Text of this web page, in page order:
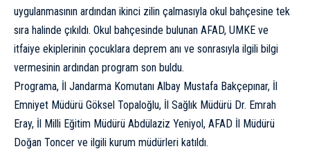
uygulanmasının ardından ikinci zilin çalmasıyla okul bahçesine tek
sıra halinde çıkıldı. Okul bahçesinde bulunan AFAD, UMKE ve
itfaiye ekiplerinin çocuklara deprem anı ve sonrasıyla ilgili bilgi
vermesinin ardından program son buldu.
Programa, İl Jandarma Komutanı Albay Mustafa Bakçepınar, İl
Emniyet Müdürü Göksel Topaloğlu, İl Sağlık Müdürü Dr. Emrah
Eray, İl Milli Eğitim Müdürü Abdülaziz Yeniyol, AFAD İl Müdürü
Doğan Toncer ve ilgili kurum müdürleri katıldı.